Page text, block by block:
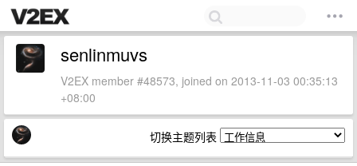
senlinmuvs
V2EX member #48573, joined on 2013-11-03 00:35:13
+08:00
切换主题列表